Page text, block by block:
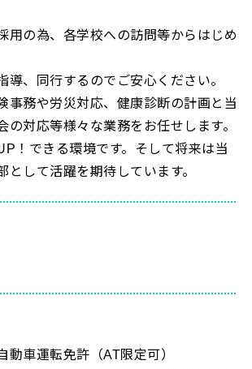
用の為、各学校への訪問等からはじめ
導、同行するのでご安心ください。
務や労災対応、健康診断の計画と当
の対応等様々な業務をお任せします。
！できる環境です。そして将来は当
として活躍を期待しています。
動車運転免許（AT限定可）